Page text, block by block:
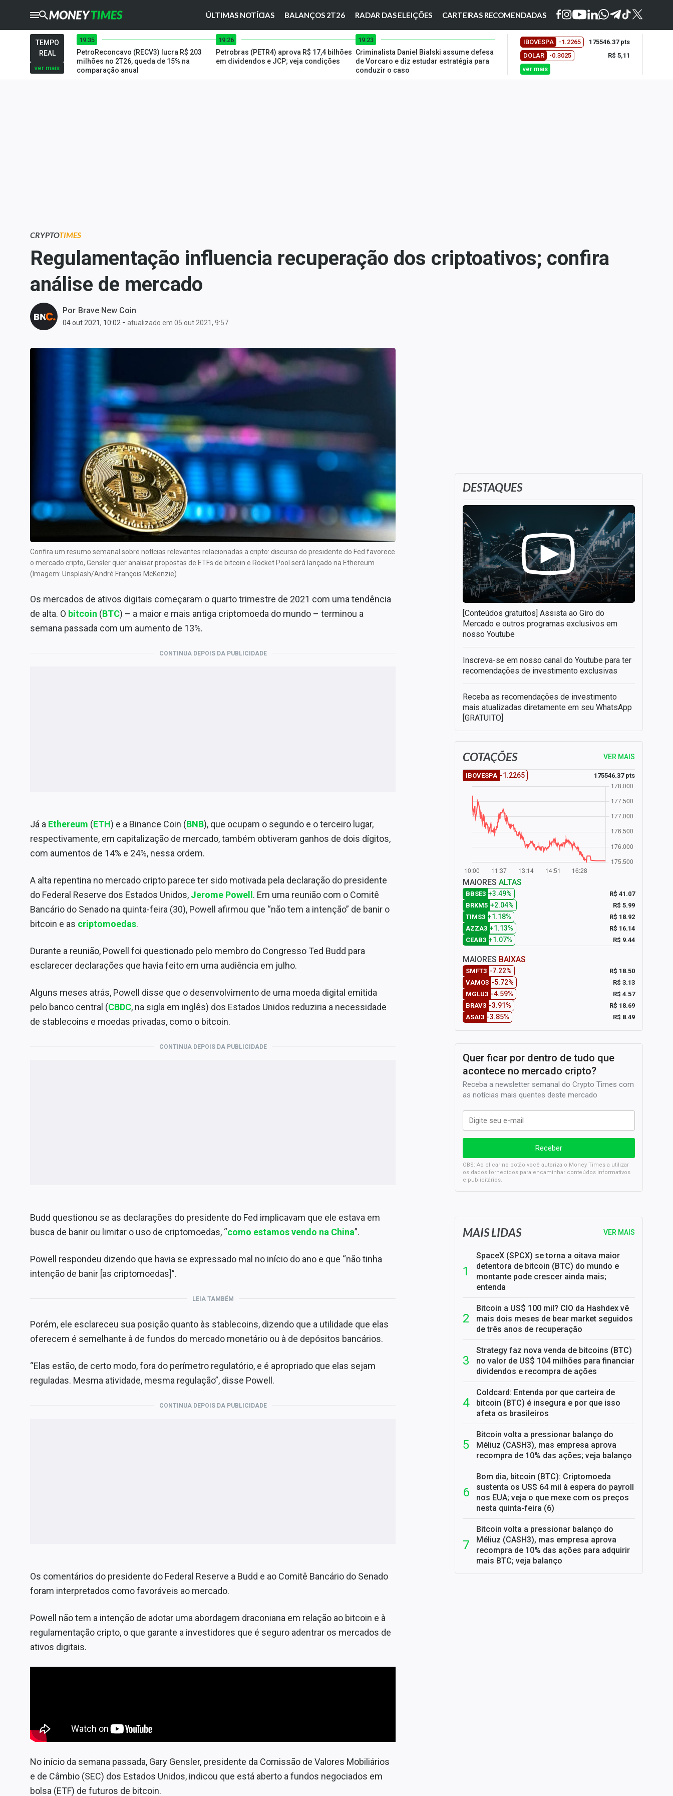
ÚLTIMAS NOTÍCIAS BALANÇOS 2T26 RADAR DAS ELEIÇÕES CARTEIRAS RECOMENDADAS
CRYPTOTIMES
TIMES
Ibovespa
Carteiras Recomendadas
Central de Dividendos
Central de Fundos
Central dos IPOs
Renda Fixa
Finanças Pessoais
Conteúdo de Marca
Expediente
TEMPO
REAL
ver mais
19:35
PetroReconcavo (RECV3) lucra R$ 203
milhões no 2T26, queda de 15% na
comparação anual
19:26
Petrobras (PETR4) aprova R$ 17,4 bilhões
em dividendos e JCP; veja condições
19:23
Criminalista Daniel Bialski assume defesa
de Vorcaro e diz estudar estratégia para
conduzir o caso
IBOVESPA -1.2265
175546.37 pts
DOLAR
-0.3025
R$ 5,11
ver mais
CRYPTOTIMES
Regulamentação influencia recuperação dos criptoativos; confira
análise de mercado
Por Brave New Coin
04 out 2021, 10:02 - atualizado em 05 out 2021, 9:57
Confira um resumo semanal sobre notícias relevantes relacionadas a cripto: discurso do presidente do Fed favorece
o mercado cripto, Gensler quer analisar propostas de ETFs de bitcoin e Rocket Pool será lançado na Ethereum
(Imagem: Unsplash/André François McKenzie)
Os mercados de ativos digitais começaram o quarto trimestre de 2021 com uma tendência
de alta. O bitcoin (BTC) – a maior e mais antiga criptomoeda do mundo – terminou a
semana passada com um aumento de 13%.
CONTINUA DEPOIS DA PUBLICIDADE
Já a Ethereum (ETH) e a Binance Coin (BNB), que ocupam o segundo e o terceiro lugar,
respectivamente, em capitalização de mercado, também obtiveram ganhos de dois dígitos,
com aumentos de 14% e 24%, nessa ordem.
A alta repentina no mercado cripto parece ter sido motivada pela declaração do presidente
do Federal Reserve dos Estados Unidos, Jerome Powell. Em uma reunião com o Comitê
Bancário do Senado na quinta-feira (30), Powell afirmou que “não tem a intenção” de banir o
bitcoin e as criptomoedas.
Durante a reunião, Powell foi questionado pelo membro do Congresso Ted Budd para
esclarecer declarações que havia feito em uma audiência em julho.
Alguns meses atrás, Powell disse que o desenvolvimento de uma moeda digital emitida
pelo banco central (CBDC, na sigla em inglês) dos Estados Unidos reduziria a necessidade
de stablecoins e moedas privadas, como o bitcoin.
CONTINUA DEPOIS DA PUBLICIDADE
Budd questionou se as declarações do presidente do Fed implicavam que ele estava em
busca de banir ou limitar o uso de criptomoedas, “como estamos vendo na China”.
Powell respondeu dizendo que havia se expressado mal no início do ano e que “não tinha
intenção de banir [as criptomoedas]”.
LEIA TAMBÉM
Porém, ele esclareceu sua posição quanto às stablecoins, dizendo que a utilidade que elas
oferecem é semelhante à de fundos do mercado monetário ou à de depósitos bancários.
“Elas estão, de certo modo, fora do perímetro regulatório, e é apropriado que elas sejam
reguladas. Mesma atividade, mesma regulação”, disse Powell.
CONTINUA DEPOIS DA PUBLICIDADE
Os comentários do presidente do Federal Reserve a Budd e ao Comitê Bancário do Senado
foram interpretados como favoráveis ao mercado.
Powell não tem a intenção de adotar uma abordagem draconiana em relação ao bitcoin e à
regulamentação cripto, o que garante a investidores que é seguro adentrar os mercados de
ativos digitais.
No início da semana passada, Gary Gensler, presidente da Comissão de Valores Mobiliários
e de Câmbio (SEC) dos Estados Unidos, indicou que está aberto a fundos negociados em
bolsa (ETF) de futuros de bitcoin.
DESTAQUES
[Conteúdos gratuitos] Assista ao Giro do
Mercado e outros programas exclusivos em
nosso Youtube
Inscreva-se em nosso canal do Youtube para ter
recomendações de investimento exclusivas
Receba as recomendações de investimento
mais atualizadas diretamente em seu WhatsApp
[GRATUITO]
COTAÇÕES VER MAIS
IBOVESPA -1.2265 175546.37 pts
MAIORES ALTAS
BBSE3 +3.49%
R$ 41.07
BRKM5 +2.04%
R$ 5.99
TIMS3 +1.18%
R$ 18.92
AZZA3 +1.13%
R$ 16.14
CEAB3 +1.07% R$ 9.44
MAIORES BAIXAS
SMFT3 -7.22%
R$ 18.50
VAMO3 -5.72%
R$ 3.13
MGLU3 -4.59%
R$ 4.57
BRAV3 -3.91%
R$ 18.69
ASAI3 -3.85% R$ 8.49
Quer ficar por dentro de tudo que
acontece no mercado cripto?
Receba a newsletter semanal do Crypto Times com
as notícias mais quentes deste mercado
OBS: Ao clicar no botão você autoriza o Money Times a utilizar
os dados fornecidos para encaminhar conteúdos informativos
e publicitários.
SELIC em 14%: A repercussão da decisão sobre os JUROS
MAIS LIDAS VER MAIS
SpaceX (SPCX) se torna a oitava maior
detentora de bitcoin (BTC) do mundo e
montante pode crescer ainda mais;
entenda
Bitcoin a US$ 100 mil? CIO da Hashdex vê
mais dois meses de bear market seguidos
de três anos de recuperação
Strategy faz nova venda de bitcoins (BTC)
no valor de US$ 104 milhões para financiar
dividendos e recompra de ações
Coldcard: Entenda por que carteira de
bitcoin (BTC) é insegura e por que isso
afeta os brasileiros
Bitcoin volta a pressionar balanço do
Méliuz (CASH3), mas empresa aprova
recompra de 10% das ações; veja balanço
Bom dia, bitcoin (BTC): Criptomoeda
sustenta os US$ 64 mil à espera do payroll
nos EUA; veja o que mexe com os preços
nesta quinta-feira (6)
Bitcoin volta a pressionar balanço do
Méliuz (CASH3), mas empresa aprova
recompra de 10% das ações para adquirir
mais BTC; veja balanço